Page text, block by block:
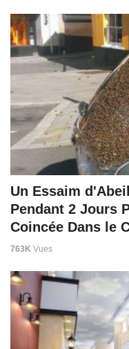
Un Essaim
Pendant 2 Jours
Coincée Dans le
763K Vues